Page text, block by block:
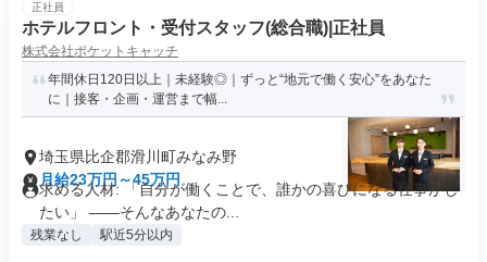
正社員
ホテルフロント・受付スタッフ(総合職)|正社員
株式会社ポケットキャッチ
年間休日120日以上｜未経験◎｜ずっと“地元で働く安心”をあなた
に｜接客・企画・運営まで幅...
埼玉県比企郡滑川町みなみ野
月給23万円～45万円
求める人材: 「自分が働くことで、誰かの喜びになる仕事がし
たい」 ——そんなあなたの...
残業なし 駅近5分以内